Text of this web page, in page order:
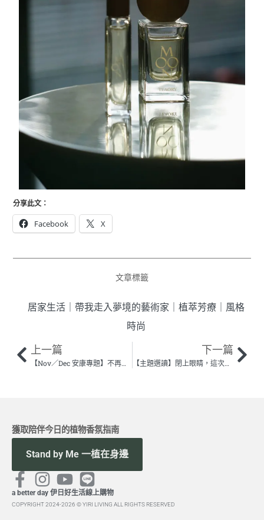
分享此文：
Facebook X
文章標籤
居家生活 帶我走入夢境的藝術家 植萃芳療
風格
時尚
上一篇
【Nov／Dec 安康專題】不再睡睡醒醒，日常飲食維持好眠續航力 !
下一篇
【主題選讀】閉上眼睛，這次我用聞的——讀《香氣炸彈》
a better day 伊日好生活線上購物
COPYRIGHT 2024-2026 © YIRI LIVING ALL RIGHTS RESERVED
獲取陪伴今日的植物香氛指南
Stand by Me 一植在身邊